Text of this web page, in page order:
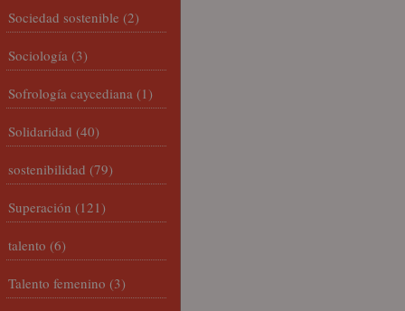
Sociedad sostenible (2)
Sociología (3)
Sofrología caycediana (1)
Solidaridad (40)
sostenibilidad (79)
Superación (121)
talento (6)
Talento femenino (3)